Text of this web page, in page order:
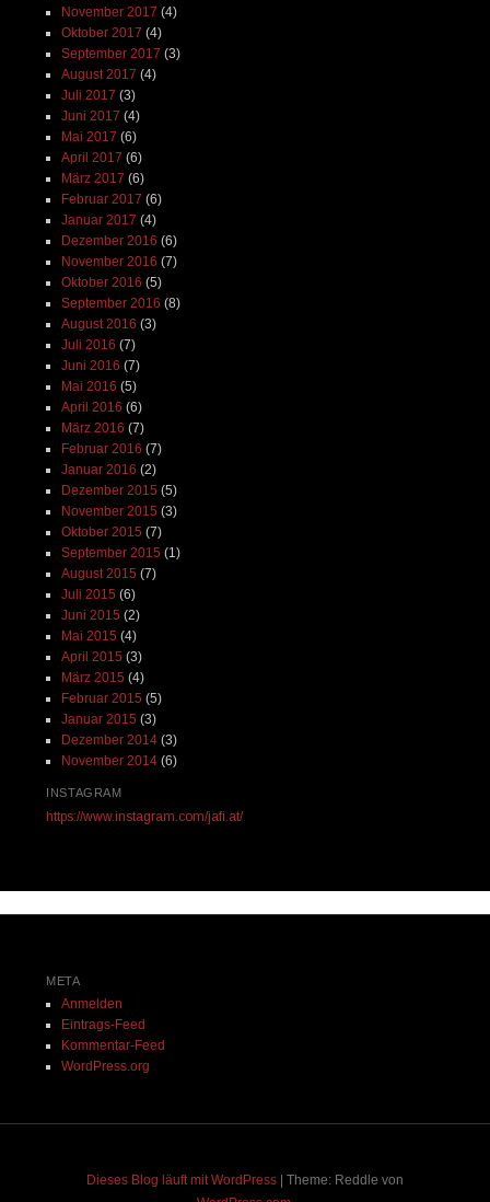
November 2017 (4)
Oktober 2017 (4)
September 2017 (3)
August 2017 (4)
Juli 2017 (3)
Juni 2017 (4)
Mai 2017 (6)
April 2017 (6)
März 2017 (6)
Februar 2017 (6)
Januar 2017 (4)
Dezember 2016 (6)
November 2016 (7)
Oktober 2016 (5)
September 2016 (8)
August 2016 (3)
Juli 2016 (7)
Juni 2016 (7)
Mai 2016 (5)
April 2016 (6)
März 2016 (7)
Februar 2016 (7)
Januar 2016 (2)
Dezember 2015 (5)
November 2015 (3)
Oktober 2015 (7)
September 2015 (1)
August 2015 (7)
Juli 2015 (6)
Juni 2015 (2)
Mai 2015 (4)
April 2015 (3)
März 2015 (4)
Februar 2015 (5)
Januar 2015 (3)
Dezember 2014(3)
November 2014(6)
INSTAGRAM
https://www.instagram.com/jafi.at/
META
Anmelden
Eintrags-Feed
Kommentar-Feed
WordPress.org
Dieses Blog läuft mit WordPress | Theme: Reddle von